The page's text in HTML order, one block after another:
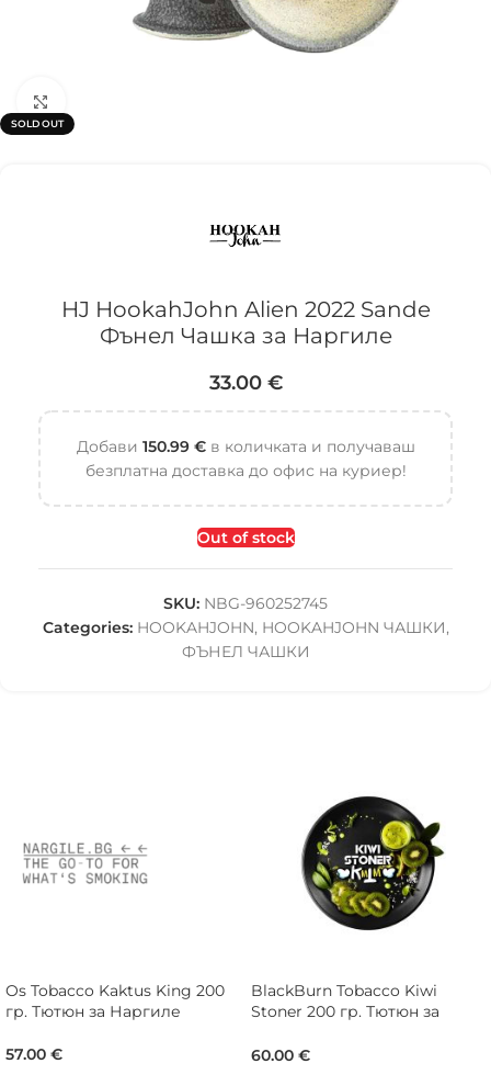
SOLD OUT
HJ HookahJohn Alien 2022 Sande
Фънел Чашка за Наргиле
33.00 €
Добави 150.99 €в количката и получаваш
безплатна доставка до офис на куриер!
Out of stock
SKU: NBG-960252745
Categories: HOOKAHJOHN, HOOKAHJOHN ЧАШКИ,
ФЪНЕЛ ЧАШКИ
Os Tobacco Kaktus King 200
гр. Тютюн за Наргиле
57.00 €
BlackBurn Tobacco Kiwi
Stoner 200 гр. Тютюн за
60.00 €